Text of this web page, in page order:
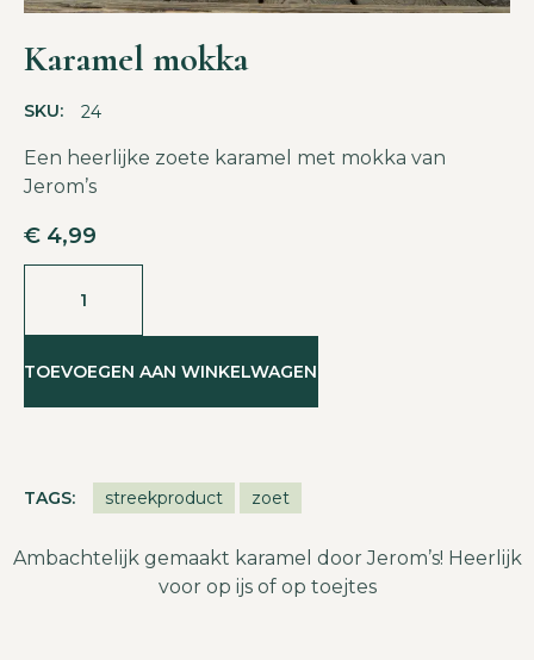
Karamel mokka
SKU: 24
Een heerlijke zoete karamel met mokka van
Jerom’s
€ 4,99
TOEVOEGEN AAN WINKELWAGEN
TAGS: streekproduct zoet
Ambachtelijk gemaakt karamel door Jerom’s! Heerlijk
voor op ijs of op toejtes